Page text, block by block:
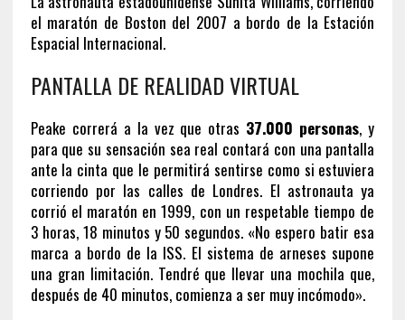
el maratón de Boston del 2007 a bordo de la Estación
Espacial Internacional.
PANTALLA DE REALIDAD VIRTUAL
Peake correrá a la vez que otras 37.000 personas, y
para que su sensación sea real contará con una pantalla
ante la cinta que le permitirá sentirse como si estuviera
corriendo por las calles de Londres. El astronauta ya
corrió el maratón en 1999, con un respetable tiempo de
3 horas, 18 minutos y 50 segundos. «No espero batir esa
marca a bordo de la ISS. El sistema de arneses supone
una gran limitación. Tendré que llevar una mochila que,
después de 40 minutos, comienza a ser muy incómodo».